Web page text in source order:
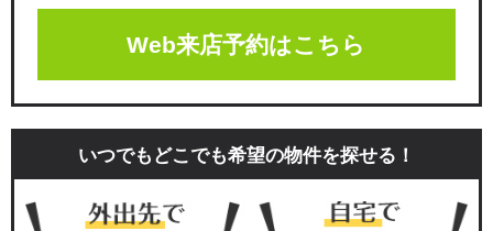
Web来店予約はこちら
いつでもどこでも希望の物件を探せる！